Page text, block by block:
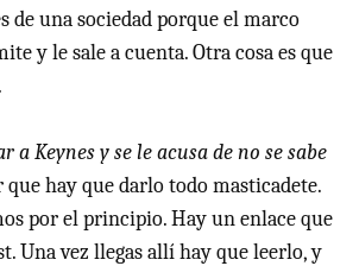
de una sociedad porque el marco
y le sale a cuenta. Otra cosa es que
a Keynes y se le acusa de no se sabe
que hay que darlo todo masticadete.
por el principio. Hay un enlace que
Una vez llegas allí hay que leerlo, y